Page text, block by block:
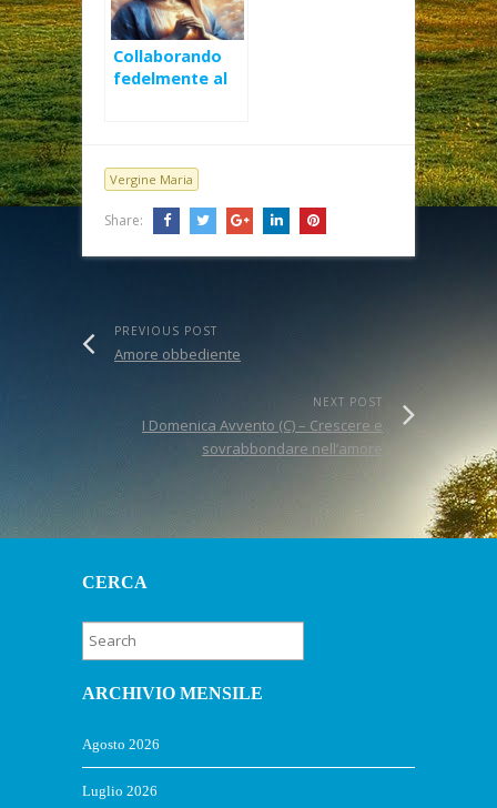
Collaborando
fedelmente al
Vergine Maria
Share:
PREVIOUS POST
Amore obbediente
NEXT POST
I Domenica Avvento (C) – Crescere e
sovrabbondare nell’amore
CERCA
ARCHIVIO MENSILE
Agosto 2026
Luglio 2026